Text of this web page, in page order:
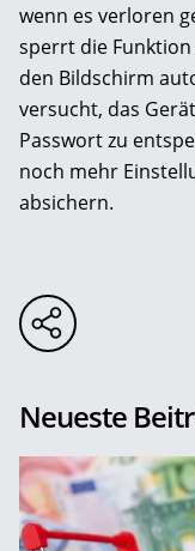
wenn es verloren
sperrt die
den Bildschirm
versucht, das
Passwort zu
noch mehr
absichern.
Neueste